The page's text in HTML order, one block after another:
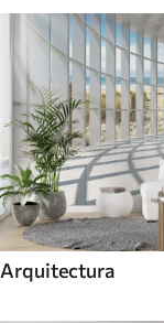
Arquitectura